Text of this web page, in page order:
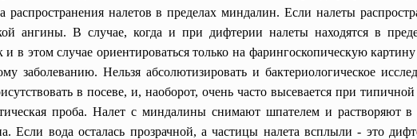
распространения налетов в пределах миндалин. Если налеты
ангины. В случае, когда и при дифтерии налеты находятся в
в этом случае ориентироваться только на фарингоскопическую
заболеванию. Нельзя абсолютизировать и бактериологическое
в посеве, и, наоборот, очень часто высевается при
проба. Налет с миндалины снимают шпателем и растворяют
Если вода осталась прозрачной, а частицы налета всплыли - это